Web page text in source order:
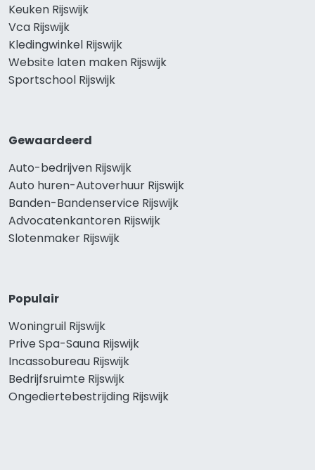
Keuken Rijswijk
Vca Rijswijk
Kledingwinkel Rijswijk
Website laten maken Rijswijk
Sportschool Rijswijk
Gewaardeerd
Auto-bedrijven Rijswijk
Auto huren-Autoverhuur Rijswijk
Banden-Bandenservice Rijswijk
Advocatenkantoren Rijswijk
Slotenmaker Rijswijk
Populair
Woningruil Rijswijk
Prive Spa-Sauna Rijswijk
Incassobureau Rijswijk
Bedrijfsruimte Rijswijk
Ongediertebestrijding Rijswijk